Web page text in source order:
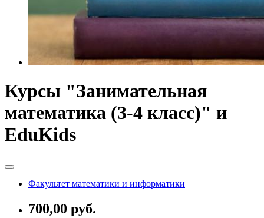
Курсы "Занимательная
математика (3-4 класс)" и
EduKids
Факультет математики и информатики
700,00 руб.